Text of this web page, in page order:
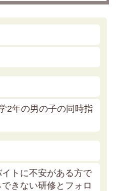
2年の男の子の同時指
トに不安がある方で
きない研修とフォロ